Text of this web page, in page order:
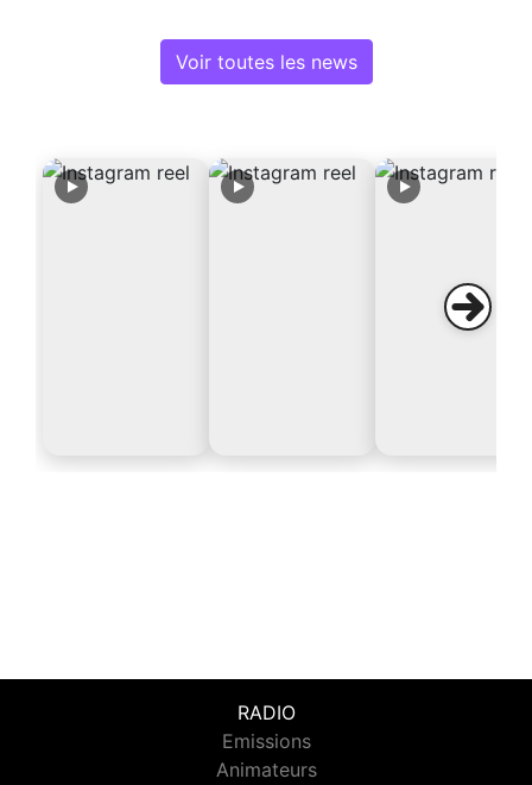
Voir toutes les news
RADIO
Emissions
Animateurs